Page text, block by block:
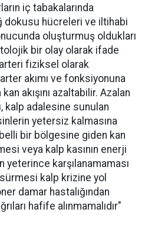
iç tabakalarında
dokusu hücreleri ve iltihabi
oluşturmuş oldukları
bir olay olarak ifade
fiziksel olarak
akımı ve fonksiyonuna
akışını azaltabilir. Azalan
kalp adalesine sunulan
yetersiz kalmasına
bir bölgesine giden kan
veya kalp kasının enerji
yeterince karşılanamaması
kalp krizine yol
damar hastalığından
hafife alınmamalıdır"